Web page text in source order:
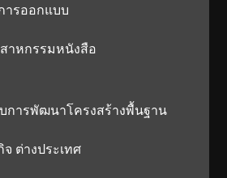
ารออกแบบ
าหกรรมหนังสือ
การพัฒนาโครงสร้างพื้นฐาน
ต่างประเทศ